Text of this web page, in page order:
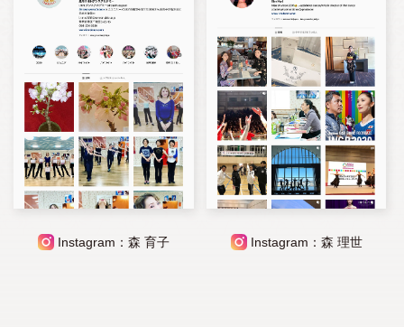
Instagram：森 育子 Instagram：森 理世